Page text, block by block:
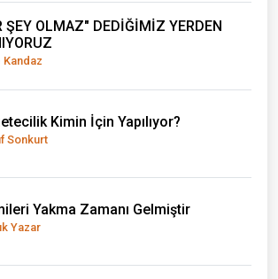
ŞEY OLMAZ" DEDİĞİMİZ YERDEN
Kandaz
Kimin İçin Yapılıyor?
Sonkurt
Yakma Zamanı Gelmiştir
Yazar